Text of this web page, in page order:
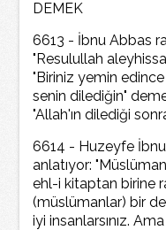
DEMEK
6613 - İbnu Abbas
"Resulullah
"Biriniz yemin edince
senin dilediğin"
"Allah'ın dilediği
6614 - Huzeyfe
anlatıyor:
ehl-i kitaptan birine
(müslümanlar) bir
iyi insanlarsınız.